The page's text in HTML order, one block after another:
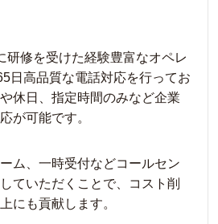
研修を受けた経験豊富なオペレ
日高品質な電話対応を行ってお
休日、指定時間のみなど企業
が可能です。
ム、一時受付などコールセン
ていただくことで、コスト削
にも貢献します。